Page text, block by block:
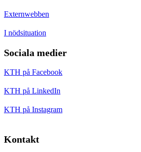
Externwebben
I nödsituation
Sociala medier
KTH på Facebook
KTH på LinkedIn
KTH på Instagram
Kontakt